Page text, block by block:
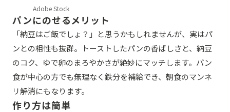
Adobe Stock
パンにのせるメリット
「納豆はご飯でしょ？」と思うかもしれませんが、実はパ
ンとの相性も抜群。トーストしたパンの香ばしさと、納豆
のコク、ゆで卵のまろやかさが絶妙にマッチします。パン
食が中心の方でも無理なく鉄分を補給でき、朝食のマンネ
リ解消にもなります。
作り方は簡単